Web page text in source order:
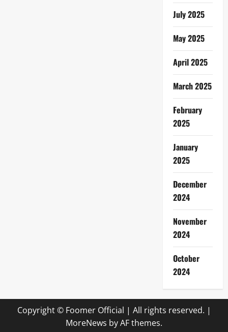
July 2025
May 2025
April 2025
March 2025
February
2025
January
2025
December
2024
November
2024
October
2024
Copyright © Foomer Official | All rights reserved. |
MoreNews by AF themes.